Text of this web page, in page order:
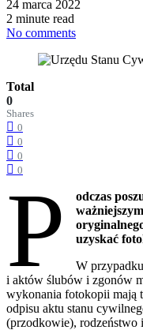
24 marca 2022
2 minute read
No comments
Total
0
Shares
0
0
0
0
P
odczas
uzyskać
W
i aktów ślubów i zgonów
wykonania fotokopii mają
odpisu aktu stanu
(przodkowie), rodzeństwo